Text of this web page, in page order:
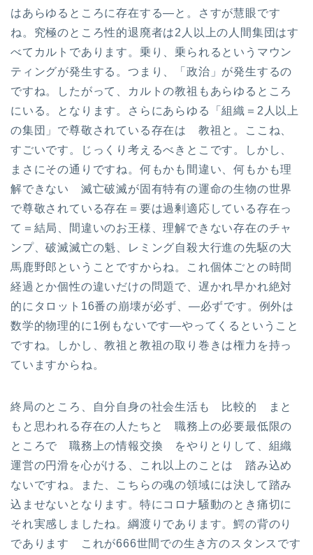
はあらゆるところに存在する—と。さすが慧眼です
ね。究極のところ性的退廃者は2人以上の人間集団はす
べてカルトであります。乗り、乗られるというマウン
ティングが発生する。つまり、「政治」が発生するの
ですね。したがって、カルトの教祖もあらゆるところ
にいる。となります。さらにあらゆる「組織＝2人以上
の集団」で尊敬されている存在は 教祖と。ここね、
すごいです。じっくり考えるべきとこです。しかし、
まさにその通りですね。何もかも間違い、何もかも理
解できない 滅亡破滅が固有特有の運命の生物の世界
で尊敬されている存在＝要は過剰適応している存在っ
て＝結局、間違いのお王様、理解できない存在のチャ
ンプ、破滅滅亡の魁、レミング自殺大行進の先駆の大
馬鹿野郎ということですからね。これ個体ごとの時間
経過とか個性の違いだけの問題で、遅かれ早かれ絶対
的にタロット16番の崩壊が必ず、—必ずです。例外は
数学的物理的に1例もないです—やってくるということ
ですね。しかし、教祖と教祖の取り巻きは権力を持っ
ていますからね。
終局のところ、自分自身の社会生活も 比較的 まと
もと思われる存在の人たちと 職務上の必要最低限の
ところで 職務上の情報交換 をやりとりして、組織
運営の円滑を心がける、これ以上のことは 踏み込め
ないですね。また、こちらの魂の領域には決して踏み
込ませないとなります。特にコロナ騒動のとき痛切に
それ実感しましたね。綱渡りであります。鰐の背のり
であります これが666世間での生き方のスタンスです